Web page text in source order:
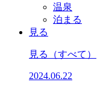
温泉
泊まる
見る
見る （すべて）
2024.06.22